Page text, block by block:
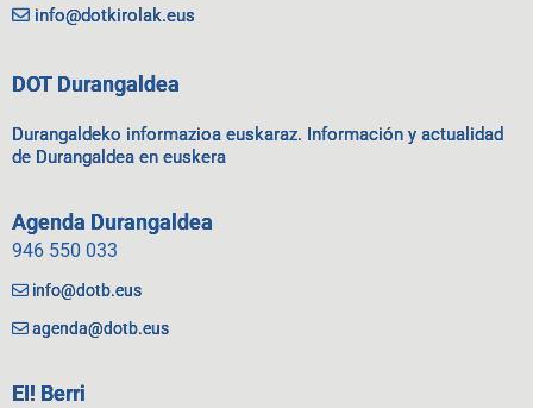
info@dotkirolak.eus
DOT Durangaldea
Durangaldeko informazioa euskaraz. Información y actualidad
de Durangaldea en euskera
Agenda Durangaldea
946 550 033
info@dotb.eus
agenda@dotb.eus
EI! Berri